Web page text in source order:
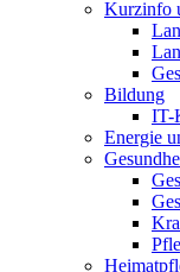
Kurzinfo
Bildung
IT-
Energie